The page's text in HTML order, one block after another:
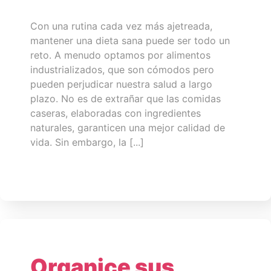
Con una rutina cada vez más ajetreada,
mantener una dieta sana puede ser todo un
reto. A menudo optamos por alimentos
industrializados, que son cómodos pero
pueden perjudicar nuestra salud a largo
plazo. No es de extrañar que las comidas
caseras, elaboradas con ingredientes
naturales, garanticen una mejor calidad de
vida. Sin embargo, la [...]